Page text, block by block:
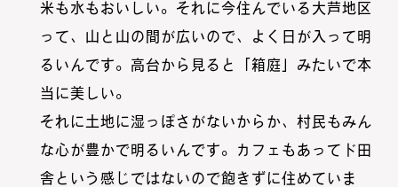
米も水もおいしい。それに今住んでいる大芦地区
って、山と山の間が広いので、よく日が入って明
るいんです。高台から見ると「箱庭」みたいで本
当に美しい。
それに土地に湿っぽさがないからか、村民もみん
な心が豊かで明るいんです。カフェもあってド田
舎という感じではないので飽きずに住めていま